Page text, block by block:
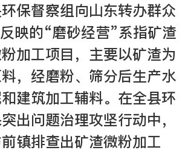
保督察组向山东转办群众
映的“磨砂经营”系指矿渣
加工项目，主要以矿渣为
，经磨粉、筛分后生产水
建筑加工辅料。在全县环
出问题治理攻坚行动中，
镇排查出矿渣微粉加工